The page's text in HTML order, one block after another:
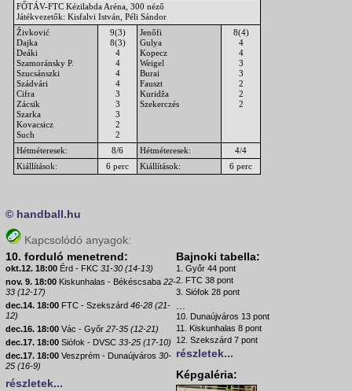
FŐTÁV-FTC Kézilabda Aréna, 300 néző
Játékvezetők: Kisfalvi István, Péli Sándor
Živković
Dajka
Deáki
Szamoránsky P.
Szucsánszki
Szádvári
Cifra
Zácsik
Szarka
Kovacsicz
Such
9(3)
8(3)
4
4
4
4
3
3
3
2
2
Jenőfi
Gulya
Kopecz
Weigel
Burai
Fauszt
Kuridža
Szekerczés
8(4)
4
4
3
3
2
2
2
Hétméteresek: 8/6 Hétméteresek:
4/4
Kiállítások:
6 perc Kiállítások: 6 perc
© handball.hu
Kapcsolódó anyagok:
10. forduló menetrend:
okt.12. 18:00 Érd - FKC 31-30 (14-13)
nov. 9. 18:00 Kiskunhalas - Békéscsaba 22-
33 (12-17)
dec.14. 18:00 FTC - Szekszárd 46-28 (21-
12)
dec.16. 18:00 Vác - Győr 27-35 (12-21)
dec.17. 18:00 Siófok - DVSC 33-25 (17-10)
dec.17. 18:00 Veszprém - Dunaújváros 30-
25 (16-9)
részletek...
Bajnoki tabella:
1. Győr 44 pont
2. FTC 38 pont
3. Siófok 28 pont
...
10. Dunaújváros 13 pont
11. Kiskunhalas 8 pont
12. Szekszárd 7 pont
részletek...
Képgaléria: